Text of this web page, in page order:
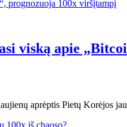
viską apie
aprėptis Pietų Korėjos